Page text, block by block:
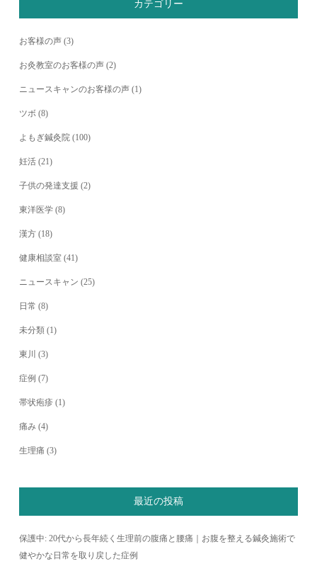
カテゴリー
お客様の声 (3)
お灸教室のお客様の声 (2)
ニュースキャンのお客様の声 (1)
ツボ (8)
よもぎ鍼灸院 (100)
妊活 (21)
子供の発達支援 (2)
東洋医学 (8)
漢方 (18)
健康相談室 (41)
ニュースキャン (25)
日常 (8)
未分類 (1)
東川 (3)
症例 (7)
帯状疱疹 (1)
痛み (4)
生理痛 (3)
最近の投稿
保護中: 20代から長年続く生理前の腹痛と腰痛｜お腹を整える鍼灸施術で
健やかな日常を取り戻した症例